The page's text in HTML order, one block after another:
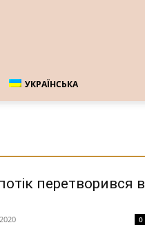
УКРАЇНСЬКА
перетворився в
0